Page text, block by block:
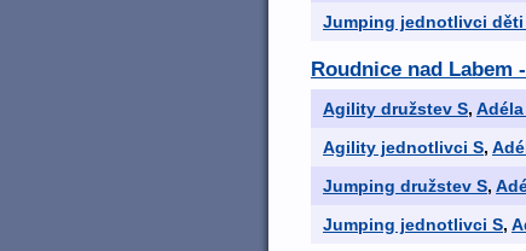
Jumping jednotlivci děti
Roudnice nad Labem
Agility družstev S,
Agility jednotlivci S,
Jumping družstev S,
Jumping jednotlivci S,